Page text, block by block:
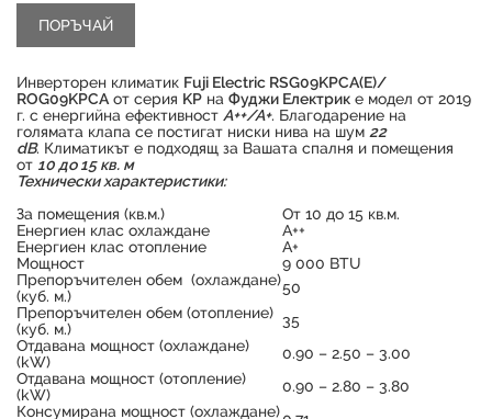
Продуктът е успешно добавен в количката
Инверторен климатик Fuji Electric RSG09KPCA(E)/
ROG09KPCA от серия KP на Фуджи Електрик е модел от 2019
г. с енергийна ефективност А++/А+. Благодарение на
голямата клапа се постигат ниски нива на шум 22
dB. Климатикът е подходящ за Вашата спалня и помещения
от 10 до 15 кв. м
Технически характеристики:
За помещения (кв.м.)
От 10 до 15 кв.м.
Енергиен клас охлаждане
А++
Енергиен клас отопление
А+
Мощност
9 000 BTU
Препоръчителен обем (охлаждане)
(куб. м.)
50
Препоръчителен обем (отопление)
(куб. м.)
35
Отдавана мощност (охлаждане)
(kW)
0.90 – 2.50 – 3.00
Отдавана мощност (отопление)
(kW)
0.90 – 2.80 – 3.80
Консумирана мощност (охлаждане)